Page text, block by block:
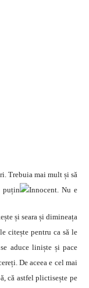
Trebuia mai mult și să
puțin
. Nu e
și seara și dimineața
citește pentru ca să le
aduce liniște și pace
De aceea e cel mai
că astfel plictisește pe